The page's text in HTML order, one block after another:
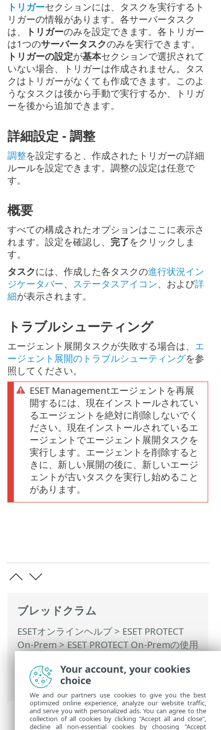
ブレッドクラム
ESETオンラインヘルプ> ESET PROTECT
On-Prem>ESET PROTECT On-Premの使用
タスク >サーバータスク > エージェント
展開
トリガーセクションには、タスクを実行するト
リガーの情報があります。各サーバータスク
は、
トリガーのみを設定できます。各トリガー
は1つのサーバータスクのみを実行できます。
トリガーの設定が基本セクションで選択されて
いない場合、トリガーは作成されません。タス
クはトリガーがなくても作成できます。このよ
うなタスクは後から手動で実行するか、トリガ
ーを後から追加できます。
詳細設定 - 調整
調整を設定すると、作成されたトリガーの詳細
ルールを設定できます。調整の設定は任意で
す。
概要
すべての構成されたオプションはここに表示さ
れます。設定を確認し、 完了をクリックしま
す。
タスクには、作成した各タスクの進行状況イン
ジケータバー、 ステータスアイコン、および詳
細が表示されます。
トラブルシューティング
エージェント展開タスクが失敗する場合は、 エ
ージェント展開のトラブルシューティングを参
照してください。
ESET Managementエージェントを再展
開するには、現在インストールされてい
るエージェントを絶対に削除しないでく
ださい。現在インストールされているエ
ージェントでエージェント展開タスクを
実行します。エージェントを削除すると
きに、新しい展開の後に、新しいエージ
ェントが古いタスクを実行し始めること
があります。
Your account, your cookies
choice
We and our partners use cookies to give you the best
optimized online experience, analyze our website traffic,
and serve you with personalized ads. You can agree to the
collection of all cookies by clicking "Accept all and close",
decline all non-essential cookies by choosing "Accept